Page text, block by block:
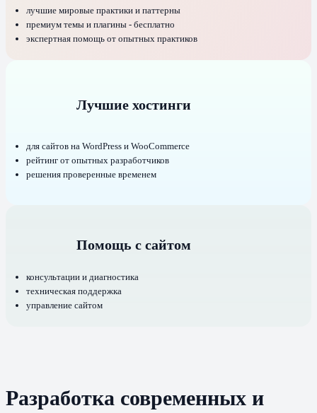
лучшие мировые практики и паттерны
премиум темы и плагины - бесплатно
экспертная помощь от опытных практиков
Лучшие хостинги
для сайтов на WordPress и WooCommerce
рейтинг от опытных разработчиков
решения проверенные временем
Помощь с сайтом
консультации и диагностика
техническая поддержка
управление сайтом
Разработка современных и